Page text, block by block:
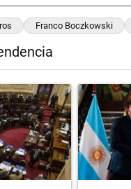
Franco Boczkowski
con el título "ElUn artículo